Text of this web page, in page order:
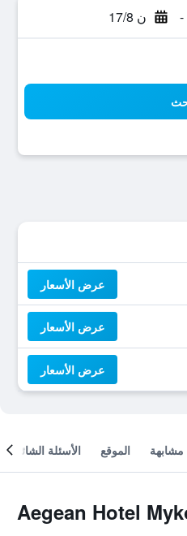
- ن 17/8
عرض الأسعار
عرض الأسعار
عرض الأسعار
مشابهة الموقع الأسئلة الشائعة